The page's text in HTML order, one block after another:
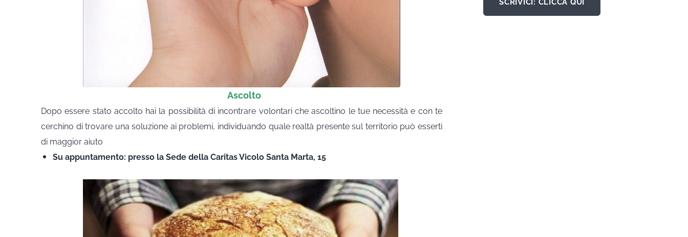
Ascolto
Dopo essere stato accolto hai la possibilità di incontrare volontari che ascoltino le tue necessità e con te
cerchino di trovare una soluzione ai problemi, individuando quale realtà presente sul territorio può esserti
di maggior aiuto
Su appuntamento: presso la Sede della Caritas Vicolo Santa Marta, 15
SCRIVICI: CLICCA QUI